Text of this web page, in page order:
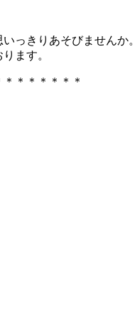
っきりあそびませんか。
ます。
＊＊＊＊＊＊